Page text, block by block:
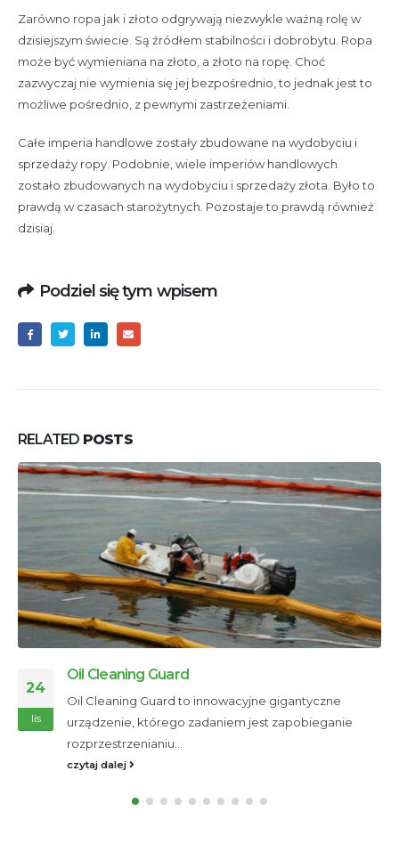
Zarówno ropa jak i złoto odgrywają niezwykle ważną rolę w
dzisiejszym świecie. Są źródłem stabilności i dobrobytu. Ropa
może być wymieniana na złoto, a złoto na ropę. Choć
zazwyczaj nie wymienia się jej bezpośrednio, to jednak jest to
możliwe pośrednio, z pewnymi zastrzeżeniami.
Całe imperia handlowe zostały zbudowane na wydobyciu i
sprzedaży ropy. Podobnie, wiele imperiów handlowych
zostało zbudowanych na wydobyciu i sprzedaży złota. Było to
prawdą w czasach starożytnych. Pozostaje to prawdą również
dzisiaj.
Podziel się tym wpisem
RELATED POSTS
24
lis
Oil Cleaning Guard
Oil Cleaning Guard to innowacyjne gigantyczne
urządzenie, którego zadaniem jest zapobieganie
rozprzestrzenianiu...
czytaj dalej